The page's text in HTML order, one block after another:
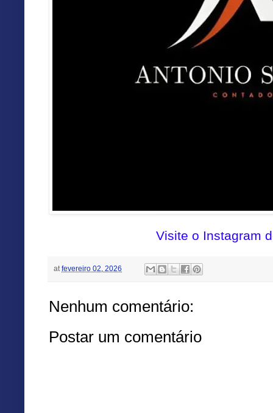
Visite o Instagram
at fevereiro 02, 2026
Nenhum comentário:
Postar um comentário